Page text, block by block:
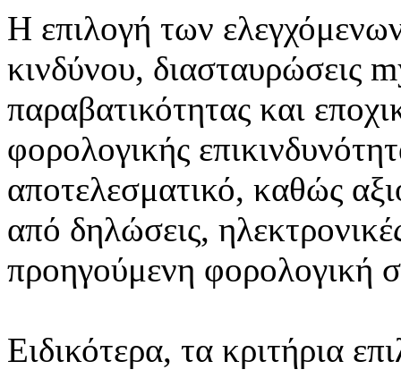
Η επιλογή των
κινδύνου,
παραβατικότητας και
φορολογικής
αποτελεσματικό, καθώς
από δηλώσεις,
προηγούμενη φορολογική
Ειδικότερα, τα κριτήρια